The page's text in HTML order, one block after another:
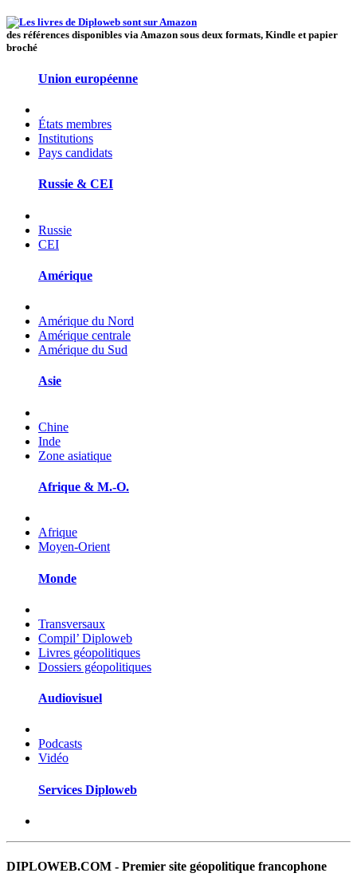
des références disponibles via Amazon sous deux formats, Kindle et papier
broché
Union européenne
États membres
Institutions
Pays candidats
Russie & CEI
Russie
CEI
Amérique
Amérique du Nord
Amérique centrale
Amérique du Sud
Asie
Chine
Inde
Zone asiatique
Afrique & M.-O.
Afrique
Moyen-Orient
Monde
Transversaux
Compil’ Diploweb
Livres géopolitiques
Dossiers géopolitiques
Audiovisuel
Podcasts
Vidéo
Services Diploweb
DIPLOWEB.COM - Premier site géopolitique francophone